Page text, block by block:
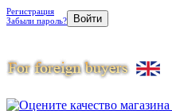
Регистрация
Забыли пароль?